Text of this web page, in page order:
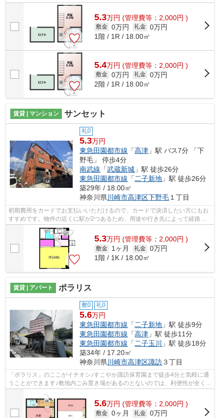
だける沿線は2つあり、便利な立地です...
5.3万円 (管理費等：2,000円 )
敷金 0万円 礼金 0万円
1階 / 1R / 18.00㎡
5.4万円 (管理費等：2,000円 )
敷金 0万円 礼金 0万円
2階 / 1R / 18.00㎡
賃貸 | マンション サンセット
礼0
5.3万円
東急田園都市線 「高津 」駅 バス7分 「下
野毛」 停歩4分
南武線 「武蔵新城 」駅 徒歩26分
東急田園都市線 「 二子新地 」駅 徒歩26分
築29年 / 18.00㎡
神奈川県 川崎市高津区下野毛 １丁目
初期費用をカードでお支払いいただけるので、カードで決済したい方にもお
すすめです。物件の近くに駅が2つあるため、用途や行き先によって経路を
選べます。造りとデザインに関して、自...
5.3万円 (管理費等：2,000円 )
敷金 1ヶ月 礼金 0万円
1階 / 1K / 18.00㎡
賃貸 | アパート ポラリス
敷0 礼0
5.6万円
東急田園都市線 「二子新地 」駅 徒歩9分
東急田園都市線 「高津 」駅 徒歩11分
東急田園都市線 「二子玉川 」駅 徒歩18分
築34年 / 17.20㎡
神奈川県 川崎市高津区諏訪３丁目
「ポラリス」のここがイチオシ♪すこやか諏訪保育園まで徒歩4分と気軽に通
うことができます♪敷地内ごみ置き場があるのとないのでは、利便性が全く違
5.6万円 (管理費等：2,000円 )
敷金 0ヶ月 礼金 0万円